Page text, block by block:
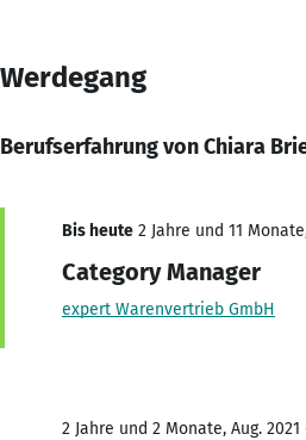
Werdegang
Berufserfahrung von Chiara
Bis heute 2 Jahre und 11
Category Manager
expert Warenvertrieb GmbH
2 Jahre und 2 Monate, Aug. 2021